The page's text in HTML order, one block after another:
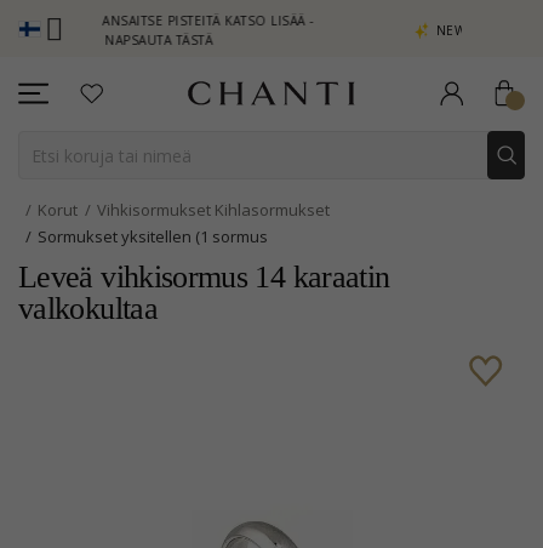
- ANSAITSE PISTEITÄ KATSO LISÄÄ -
NAPSAUTA TÄSTÄ
NEW COLLECTION | AURA
Korut
Vihkisormukset Kihlasormukset
Sormukset yksitellen (1 sormus
Leveä vihkisormus 14 karaatin
valkokultaa